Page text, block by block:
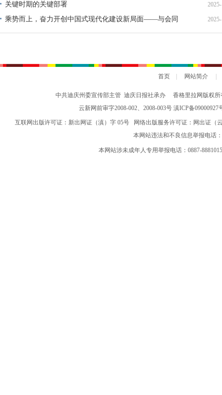
关键时期的关键部署
乘势而上，奋力开创中国式现代化建设新局面——与会同
志谈贯彻落实党的二十届四中全会精神